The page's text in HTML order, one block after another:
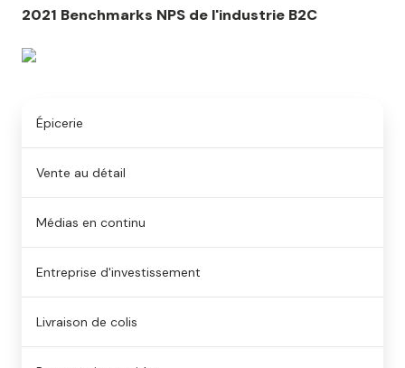
2021 Benchmarks NPS de l'industrie B2C
Épicerie
Vente au détail
Médias en continu
Entreprise d'investissement
Livraison de colis